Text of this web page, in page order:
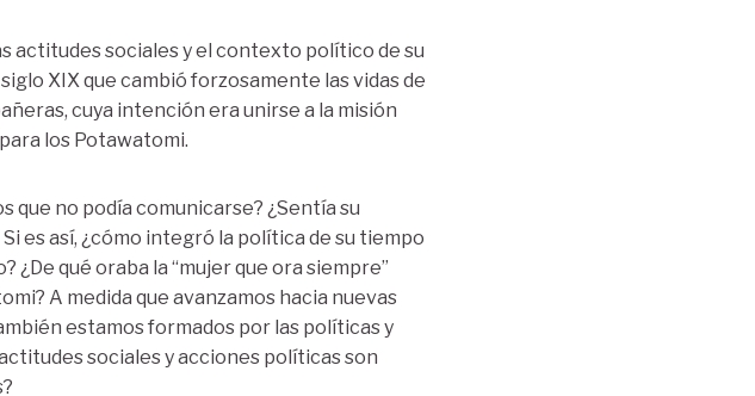
actitudes sociales y el contexto político de su
XIX que cambió forzosamente las vidas de
cuya intención era unirse a la misión
los Potawatomi.
que no podía comunicarse? ¿Sentía su
es así, ¿cómo integró la política de su tiempo
¿De qué oraba la “mujer que ora siempre”
A medida que avanzamos hacia nuevas
estamos formados por las políticas y
sociales y acciones políticas son